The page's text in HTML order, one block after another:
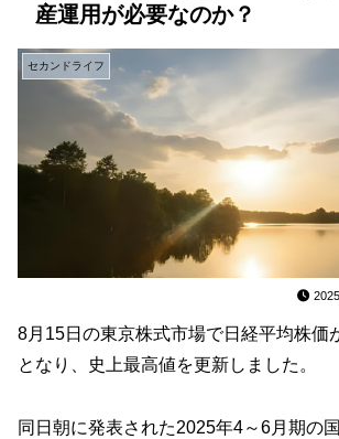
産運用が必要なのか？
セカンドライフ
8月15日の東京株式市場で日経平均株価
となり、史上最高値を更新しました。
同日朝に発表された2025年4～6月期の